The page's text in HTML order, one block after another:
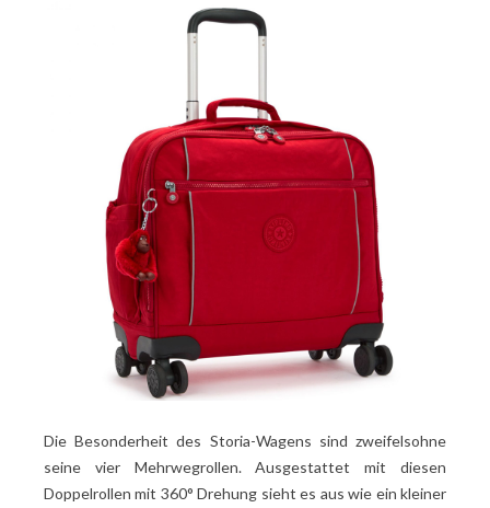
Die Besonderheit des Storia-Wagens sind zweifelsohne
seine vier Mehrwegrollen. Ausgestattet mit diesen
Doppelrollen mit 360° Drehung sieht es aus wie ein kleiner